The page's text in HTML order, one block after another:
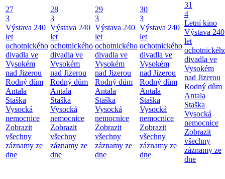
27
3
Výstava 240
let
ochotnického
divadla ve
Vysokém
nad Jizerou
Rodný dům
Antala
Staška
Vysocká
nemocnice
Zobrazit
všechny
záznamy ze
dne
28
3
Výstava 240
let
ochotnického
divadla ve
Vysokém
nad Jizerou
Rodný dům
Antala
Staška
Vysocká
nemocnice
Zobrazit
všechny
záznamy ze
dne
29
3
Výstava 240
let
ochotnického
divadla ve
Vysokém
nad Jizerou
Rodný dům
Antala
Staška
Vysocká
nemocnice
Zobrazit
všechny
záznamy ze
dne
30
3
Výstava 240
let
ochotnického
divadla ve
Vysokém
nad Jizerou
Rodný dům
Antala
Staška
Vysocká
nemocnice
Zobrazit
všechny
záznamy ze
dne
31
4
Letní kino
Výstava 240
let
divadla ve
Vysokém
nad Jizerou
Rodný dům
Antala
Staška
Vysocká
nemocnice
Zobrazit
všechny
záznamy ze
dne